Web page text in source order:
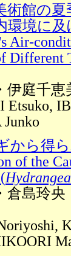
術館の
環境に及
Air-
Different
伊庭千
Etsuko,
から得
of the
倉島玲